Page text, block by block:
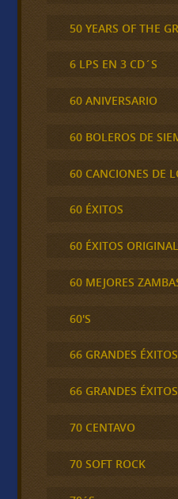
50 YEARS OF THE
6 LPS EN 3 CD´S
60 ANIVERSARIO
60 BOLEROS DE
60 CANCIONES DE
60 ÉXITOS
60 ÉXITOS
60 MEJORES
60'S
66 GRANDES
66 GRANDES
70 CENTAVO
70 SOFT ROCK